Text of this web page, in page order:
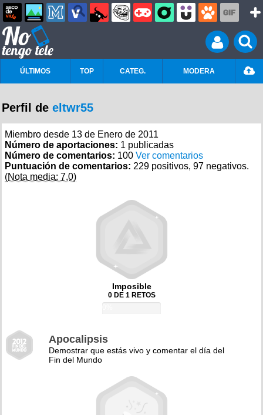
ÚLTIMOS TOP CATEG. MODERA
Perfil de eltwr55
Miembro desde 13 de Enero de 2011
Número de aportaciones: 1 publicadas
Número de comentarios: 100 Ver comentarios
Puntuación de comentarios: 229 positivos, 97 negativos.
(Nota media: 7,0)
Imposible
0 DE 1 RETOS
Apocalipsis
Demostrar que estás vivo y comentar el día del
Fin del Mundo